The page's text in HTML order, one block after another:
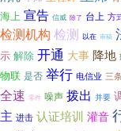
海上 宣告 信威 除了 台上 方
检测机构 检测 以在 审稿
示 解除 开通 大事降地
物联 是否 举行 电信业 三
全速 零件 噪声 拨出 并要
主 进击 认证培训 灌音